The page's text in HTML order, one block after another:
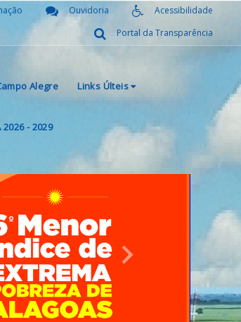
Acessibilidade
Ouvidoria
Portal da Transparência
Alegre Links Últeis
2026 - 2029
Next